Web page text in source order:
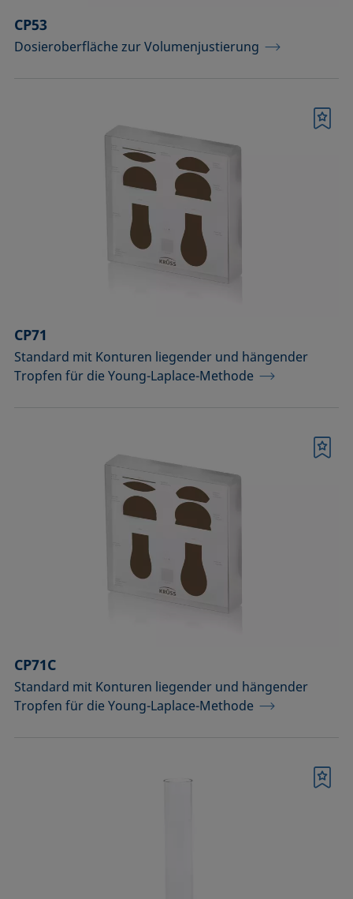
CP53
Dosieroberfläche zur Volumenjustierung
CP71
Standard mit Konturen liegender und hängender
Tropfen für die Young-Laplace-Methode
CP71C
Standard mit Konturen liegender und hängender
Tropfen für die Young-Laplace-Methode